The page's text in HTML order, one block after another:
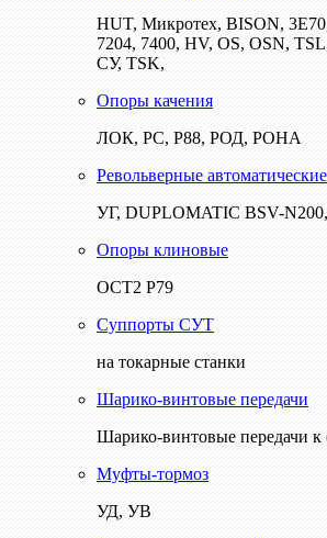
HUT, Микротех, BISON,
7204, 7400, HV, OS, OSN,
СУ, TSK,
Опоры качения
ЛОК, РС, Р88, РОД, РОНА
Револьверные
УГ, DUPLOMATIC BSV-
Опоры клиновые
ОСТ2 Р79
Суппорты СУТ
на токарные станки
Шарико-винтовые передачи
Шарико-винтовые передачи к
Муфты-тормоз
УД, УВ